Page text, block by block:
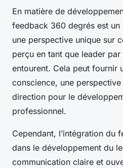
En matière de
feedback 360 degrés est
une perspective unique sur
perçu en tant que leader
entourent. Cela peut fournir
conscience, une
direction pour le
professionnel.
Cependant, l’intégration du
dans le développement du
communication claire et